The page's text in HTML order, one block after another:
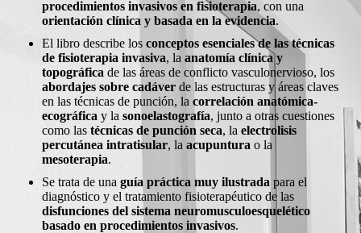
procedimientos invasivos en fisioterapia, con una
orientación clínica y basada en la evidencia.
El libro describe los conceptos esenciales de las técnicas
de fisioterapia invasiva, laanatomía clínica y
topográfica de las áreas de conflicto vasculonervioso, los
abordajes sobre cadáverde las estructuras y áreas claves
en las técnicas de punción, lacorrelación anatómica-
ecográfica y lasonoelastografía, junto a otras cuestiones
como lastécnicas de punción seca, laelectrolisis
percutánea intratisular, laacupuntura o la
mesoterapia.
Se trata de unaguía práctica muy ilustrada para el
diagnóstico y el tratamiento fisioterapéutico de las
disfunciones del sistema neuromusculoesquelético
basado en procedimientos invasivos.